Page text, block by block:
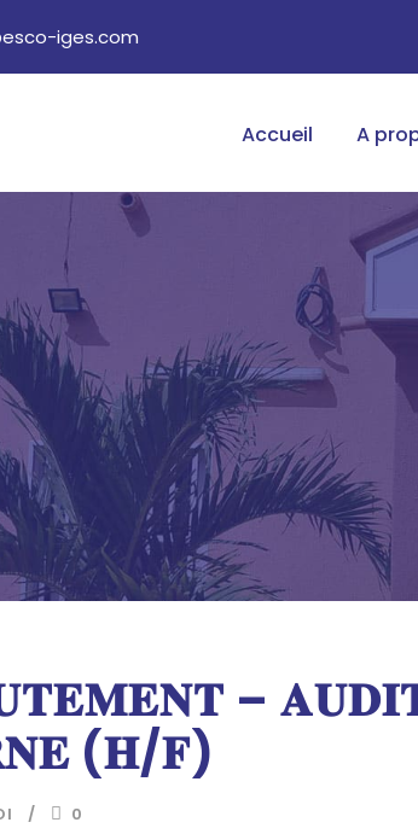
iges.com
Accueil A
–
(𝐇/𝐅)
0